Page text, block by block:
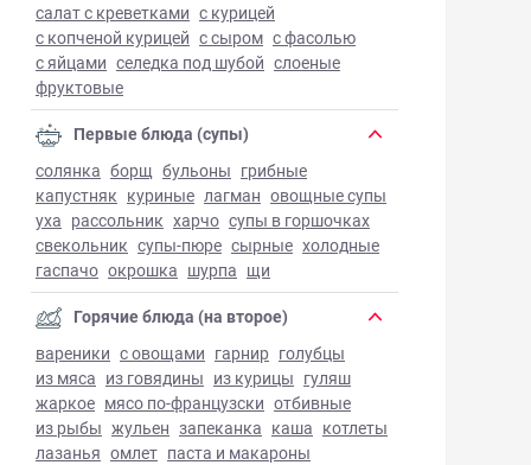
салат с креветками с курицей
с копченой курицей с сыром с фасолью
с яйцами селедка под шубой слоеные
фруктовые
Первые блюда (супы)
солянка борщ бульоны грибные
капустняк куриные лагман овощные супы
уха рассольник харчо супы в горшочках
свекольник супы-пюре сырные холодные
гаспачо окрошка шурпа щи
Горячие блюда (на второе)
вареники с овощами гарнир голубцы
из мяса из говядины из курицы гуляш
жаркое мясо по-французски отбивные
из рыбы жульен запеканка каша котлеты
лазанья омлет паста и макароны